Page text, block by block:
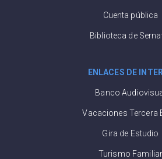
Cuenta pública
Biblioteca de
ENLACES DE
Banco
Vacaciones Tercera
Gira de Estudio
Turismo Familiar